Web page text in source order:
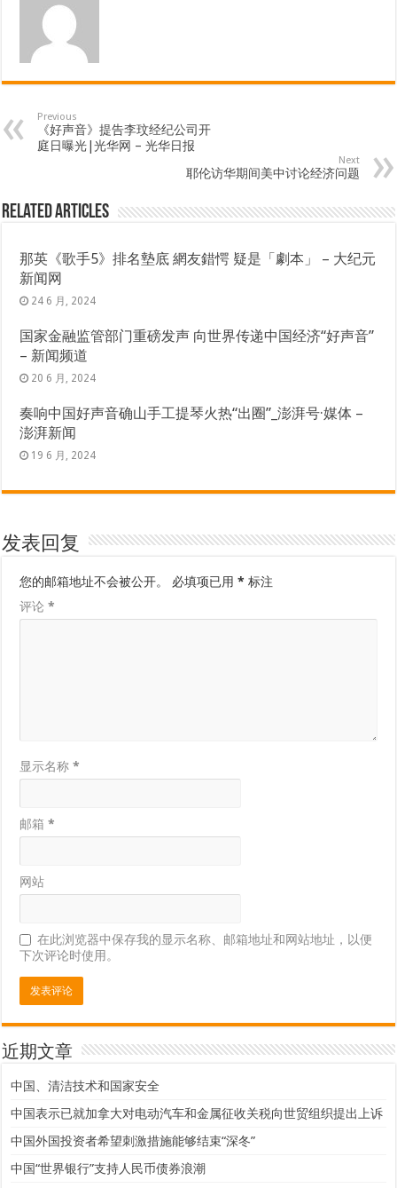
Previous
《好声音》提告李玟经纪公司开
庭日曝光|光华网 – 光华日报
Next
耶伦访华期间美中讨论经济问题
Related Articles
那英《歌手5》排名墊底 網友錯愕 疑是「劇本」 – 大纪元
新闻网
24 6 月, 2024
国家金融监管部门重磅发声 向世界传递中国经济“好声音”
– 新闻频道
20 6 月, 2024
奏响中国好声音确山手工提琴火热“出圈”_澎湃号·媒体 –
澎湃新闻
19 6 月, 2024
发表回复
您的邮箱地址不会被公开。 必填项已用* 标注
评论*
显示名称*
邮箱*
网站
在此浏览器中保存我的显示名称、邮箱地址和网站地址，以便
下次评论时使用。
近期文章
中国、清洁技术和国家安全
中国表示已就加拿大对电动汽车和金属征收关税向世贸组织提出上诉
中国外国投资者希望刺激措施能够结束“深冬”
中国“世界银行”支持人民币债券浪潮